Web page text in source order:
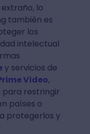
lo
también es
los
intelectual
y servicios de
Video,
para restringir
países o
protegerlos y